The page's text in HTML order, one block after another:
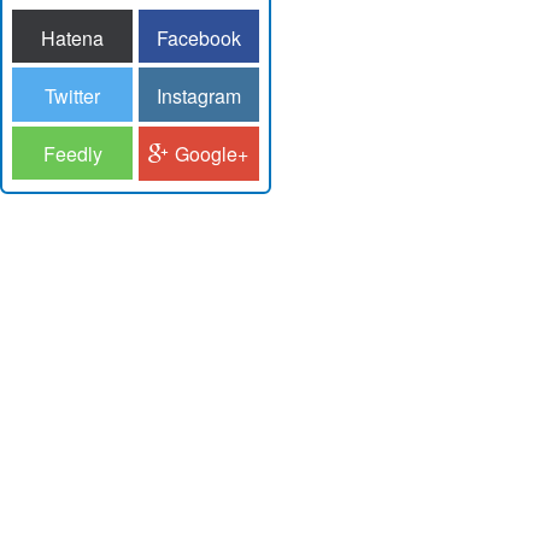
Hatena Facebook
Twitter Instagram
Feedly Google+